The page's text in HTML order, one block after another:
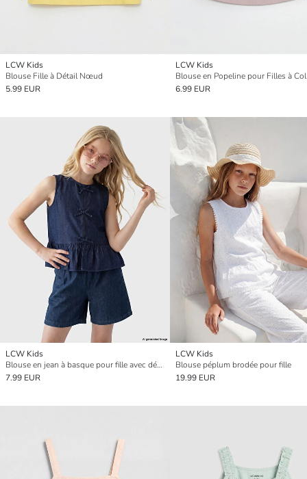
LCW Kids
Blouse Fille à Détail Nœud
5.99 EUR
LCW Kids
Blouse en Popeline pour Filles à
6.99 EUR
LCW Kids
Blouse en jean à basque pour fille avec détail nœud
7.99 EUR
LCW Kids
Blouse péplum brodée pour fille
19.99 EUR